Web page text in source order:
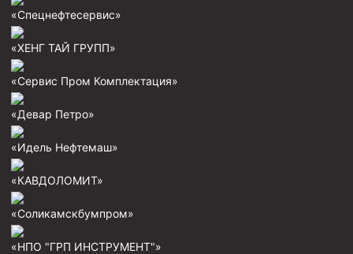
Устройство экранирующее для цементирования
скважин УЭЦС
Турбулизаторы типа ЦТ
Разъединители резьбовые РР
Клапаны обратные
Краны шаровые и пробковые
Муфты ступенчатого цементирования
«Спецнефтесервис»
«ХЕНГ ТАЙ ГРУПП»
«Сервис Пром Комплектация»
«Девар Петро»
«Идель Нефтемаш»
«КАВДОЛОМИТ»
«Соликамскбумпром»
«НПО "ГРП ИНСТРУМЕНТ"»